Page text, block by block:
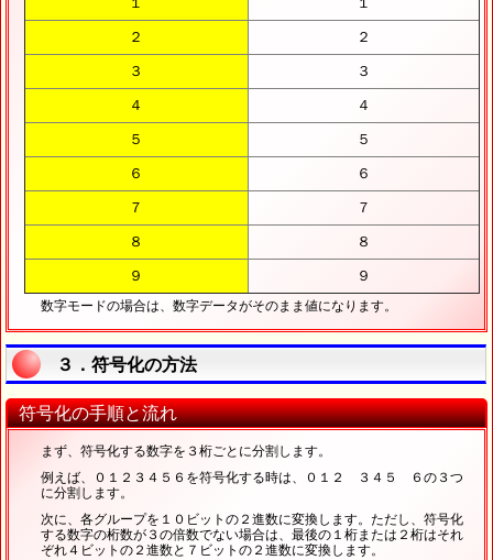
２ ２
３ ３
４ ４
５ ５
６ ６
７ ７
８ ８
９ ９
数字モードの場合は、数字データがそのまま値になります。
３．符号化の方法
符号化の手順と流れ
まず、符号化する数字を３桁ごとに分割します。
例えば、０１２３４５６を符号化する時は、０１２ ３４５ ６の３つ
に分割します。
次に、各グループを１０ビットの２進数に変換します。ただし、符号化
する数字の桁数が３の倍数でない場合は、最後の１桁または２桁はそれ
ぞれ４ビットの２進数と７ビットの２進数に変換します。